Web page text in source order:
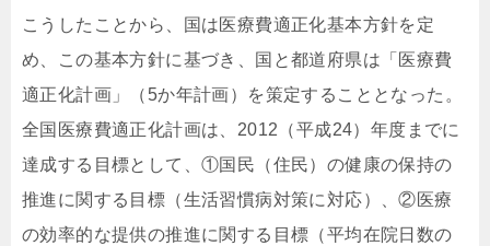
こうしたことから、国は医療費適正化基本方針を定
め、この基本方針に基づき、国と都道府県は「医療費
適正化計画」（5か年計画）を策定することとなった。
全国医療費適正化計画は、2012（平成24）年度までに
達成する目標として、①国民（住民）の健康の保持の
推進に関する目標（生活習慣病対策に対応）、②医療
の効率的な提供の推進に関する目標（平均在院日数の